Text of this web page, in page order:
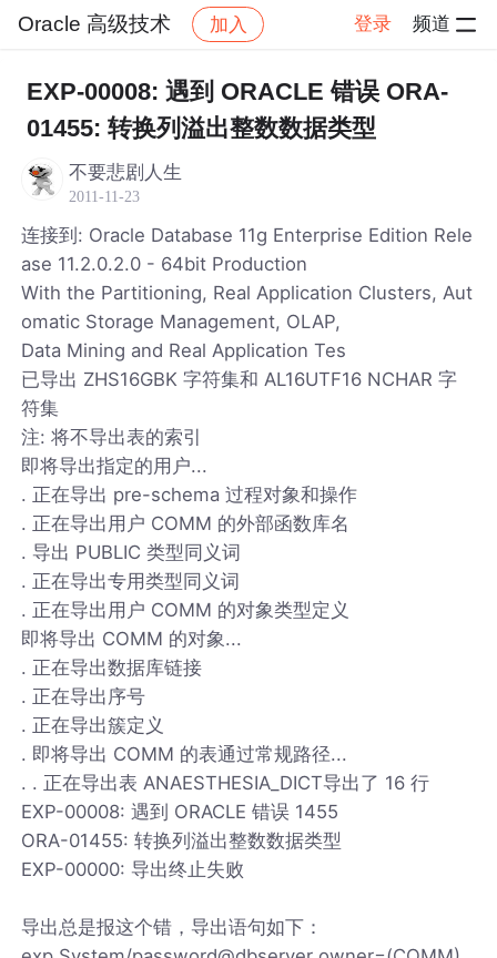
Oracle 高级技术 加入 登录 频道
社区 Oracle 高级技术 帖子详情
EXP-00008: 遇到 ORACLE 错误 ORA-
01455: 转换列溢出整数数据类型
不要悲剧人生
2011-11-23
连接到: Oracle Database 11g Enterprise Edition Rele
ase 11.2.0.2.0 - 64bit Production
With the Partitioning, Real Application Clusters, Aut
omatic Storage Management, OLAP,
Data Mining and Real Application Tes
已导出 ZHS16GBK 字符集和 AL16UTF16 NCHAR 字
符集
注: 将不导出表的索引
即将导出指定的用户...
. 正在导出 pre-schema 过程对象和操作
. 正在导出用户 COMM 的外部函数库名
. 导出 PUBLIC 类型同义词
. 正在导出专用类型同义词
. 正在导出用户 COMM 的对象类型定义
即将导出 COMM 的对象...
. 正在导出数据库链接
. 正在导出序号
. 正在导出簇定义
. 即将导出 COMM 的表通过常规路径...
. . 正在导出表 ANAESTHESIA_DICT导出了 16 行
EXP-00008: 遇到 ORACLE 错误 1455
ORA-01455: 转换列溢出整数数据类型
EXP-00000: 导出终止失败
导出总是报这个错，导出语句如下：